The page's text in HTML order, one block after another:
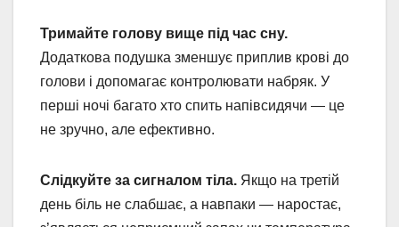
Тримайте голову вище під час сну.
Додаткова подушка зменшує приплив крові до
голови і допомагає контролювати набряк. У
перші ночі багато хто спить напівсидячи — це
не зручно, але ефективно.
Слідкуйте за сигналом тіла. Якщо на третій
день біль не слабшає, а навпаки — наростає,